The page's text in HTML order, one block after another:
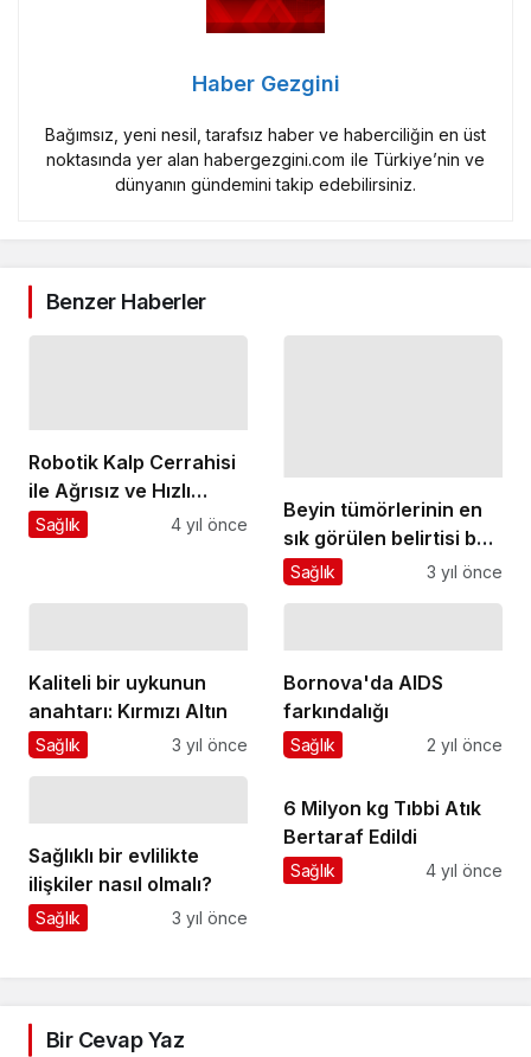
Haber Gezgini
Bağımsız, yeni nesil, tarafsız haber ve haberciliğin en üst
noktasında yer alan habergezgini.com ile Türkiye’nin ve
dünyanın gündemini takip edebilirsiniz.
Benzer Haberler
Robotik Kalp Cerrahisi
ile Ağrısız ve Hızlı
İyileşme Mümkün
Sağlık 4 yıl önce
Beyin tümörlerinin en
sık görülen belirtisi baş
ağrısı! Alerji geçmişi
Sağlık 3 yıl önce
Kaliteli bir uykunun
anahtarı: Kırmızı Altın
Sağlık 3 yıl önce
Bornova'da AIDS
farkındalığı
Sağlık 2 yıl önce
Sağlıklı bir evlilikte
ilişkiler nasıl olmalı?
Sağlık 3 yıl önce
6 Milyon kg Tıbbi Atık
Bertaraf Edildi
Sağlık 4 yıl önce
Bir Cevap Yaz